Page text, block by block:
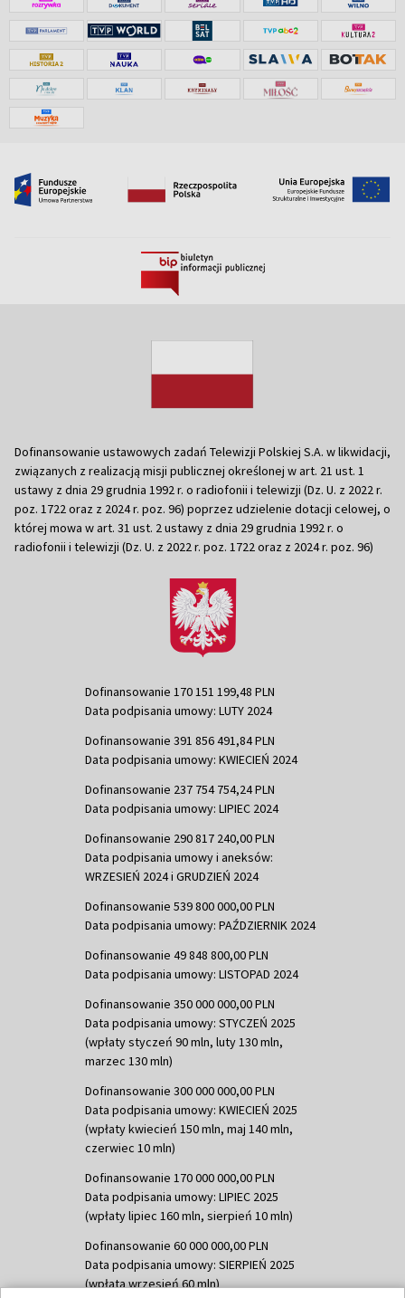
Dofinansowanie ustawowych zadań Telewizji Polskiej S.A. w likwidacji,
związanych z realizacją misji publicznej określonej w art. 21 ust. 1
ustawy z dnia 29 grudnia 1992 r. o radiofonii i telewizji (Dz. U. z 2022 r.
poz. 1722 oraz z 2024 r. poz. 96) poprzez udzielenie dotacji celowej, o
której mowa w art. 31 ust. 2 ustawy z dnia 29 grudnia 1992 r. o
radiofonii i telewizji (Dz. U. z 2022 r. poz. 1722 oraz z 2024 r. poz. 96)
Dofinansowanie 170 151 199,48 PLN
Data podpisania umowy: LUTY 2024
Dofinansowanie 391 856 491,84 PLN
Data podpisania umowy: KWIECIEŃ 2024
Dofinansowanie 237 754 754,24 PLN
Data podpisania umowy: LIPIEC 2024
Dofinansowanie 290 817 240,00 PLN
Data podpisania umowy i aneksów:
WRZESIEŃ 2024 i GRUDZIEŃ 2024
Dofinansowanie 539 800 000,00 PLN
Data podpisania umowy: PAŹDZIERNIK 2024
Dofinansowanie 49 848 800,00 PLN
Data podpisania umowy: LISTOPAD 2024
Dofinansowanie 350 000 000,00 PLN
Data podpisania umowy: STYCZEŃ 2025
(wpłaty styczeń 90 mln, luty 130 mln,
marzec 130 mln)
Dofinansowanie 300 000 000,00 PLN
Data podpisania umowy: KWIECIEŃ 2025
(wpłaty kwiecień 150 mln, maj 140 mln,
czerwiec 10 mln)
Dofinansowanie 170 000 000,00 PLN
Data podpisania umowy: LIPIEC 2025
(wpłaty lipiec 160 mln, sierpień 10 mln)
Dofinansowanie 60 000 000,00 PLN
Data podpisania umowy: SIERPIEŃ 2025
(wpłata wrzesień 60 mln)